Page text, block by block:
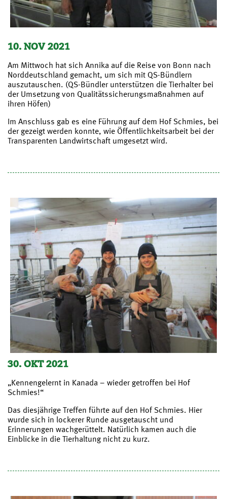
10. NOV 2021
Am Mittwoch hat sich Annika auf die Reise von Bonn nach
Norddeutschland gemacht, um sich mit QS-Bündlern
auszutauschen. (QS-Bündler unterstützen die Tierhalter bei
der Umsetzung von Qualitätssicherungsmaßnahmen auf
ihren Höfen)
Im Anschluss gab es eine Führung auf dem Hof Schmies, bei
der gezeigt werden konnte, wie Öffentlichkeitsarbeit bei der
Transparenten Landwirtschaft umgesetzt wird.
30. OKT 2021
„Kennengelernt in Kanada – wieder getroffen bei Hof
Schmies!“
Das diesjährige Treffen führte auf den Hof Schmies. Hier
wurde sich in lockerer Runde ausgetauscht und
Erinnerungen wachgerüttelt. Natürlich kamen auch die
Einblicke in die Tierhaltung nicht zu kurz.